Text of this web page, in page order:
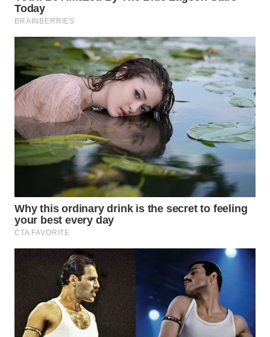
LESUNG
WN
KARO
WN
SIMALUNGUN
LABUHANBATU
TENGAH
WN DELI
TEBING
TINGGI
WN